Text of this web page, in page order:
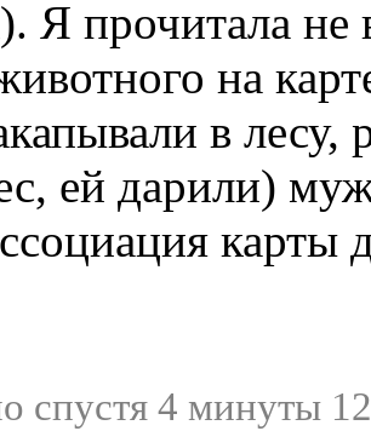
Я прочитала
на
в
ей дарили)
карты
спустя 4 минуты